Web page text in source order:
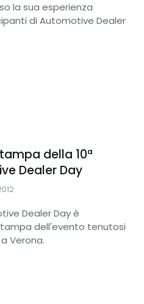
la sua esperienza
di Automotive Dealer
della 10ª
Dealer Day
Dealer Day è
dell'evento tenutosi
Verona.